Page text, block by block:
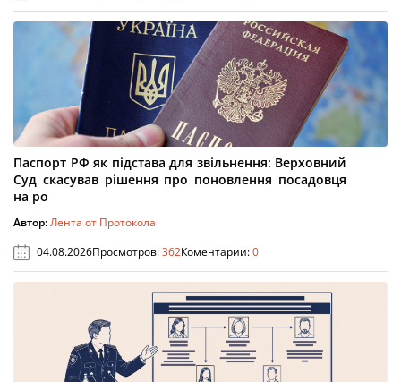
Паспорт РФ як підстава для звільнення: Верховний
Суд скасував рішення про поновлення посадовця
на ро
Автор:Лента от Протокола
04.08.2026Просмотров:362Коментарии:0